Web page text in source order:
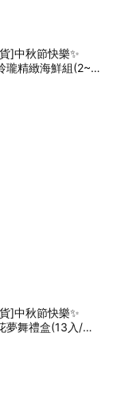
]中秋節快樂✨
瓏精緻海鮮組(2~4
墊腳石】中秋烤肉
]中秋節快樂✨
夢舞禮盒(13入/盒)
)【墊腳石】月餅